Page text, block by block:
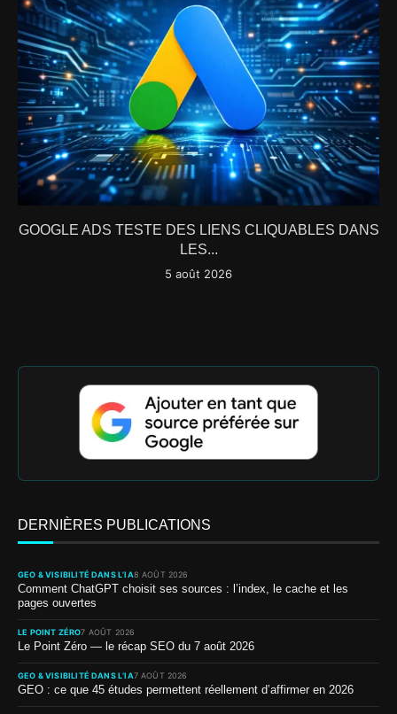
GOOGLE ADS TESTE DES LIENS CLIQUABLES DANS
LES...
5 août 2026
DERNIÈRES PUBLICATIONS
GEO & VISIBILITÉ DANS L’IA8 AOÛT 2026
Comment ChatGPT choisit ses sources : l’index, le cache et les
pages ouvertes
LE POINT ZÉRO7 AOÛT 2026
Le Point Zéro — le récap SEO du 7 août 2026
GEO & VISIBILITÉ DANS L’IA7 AOÛT 2026
GEO : ce que 45 études permettent réellement d’affirmer en 2026